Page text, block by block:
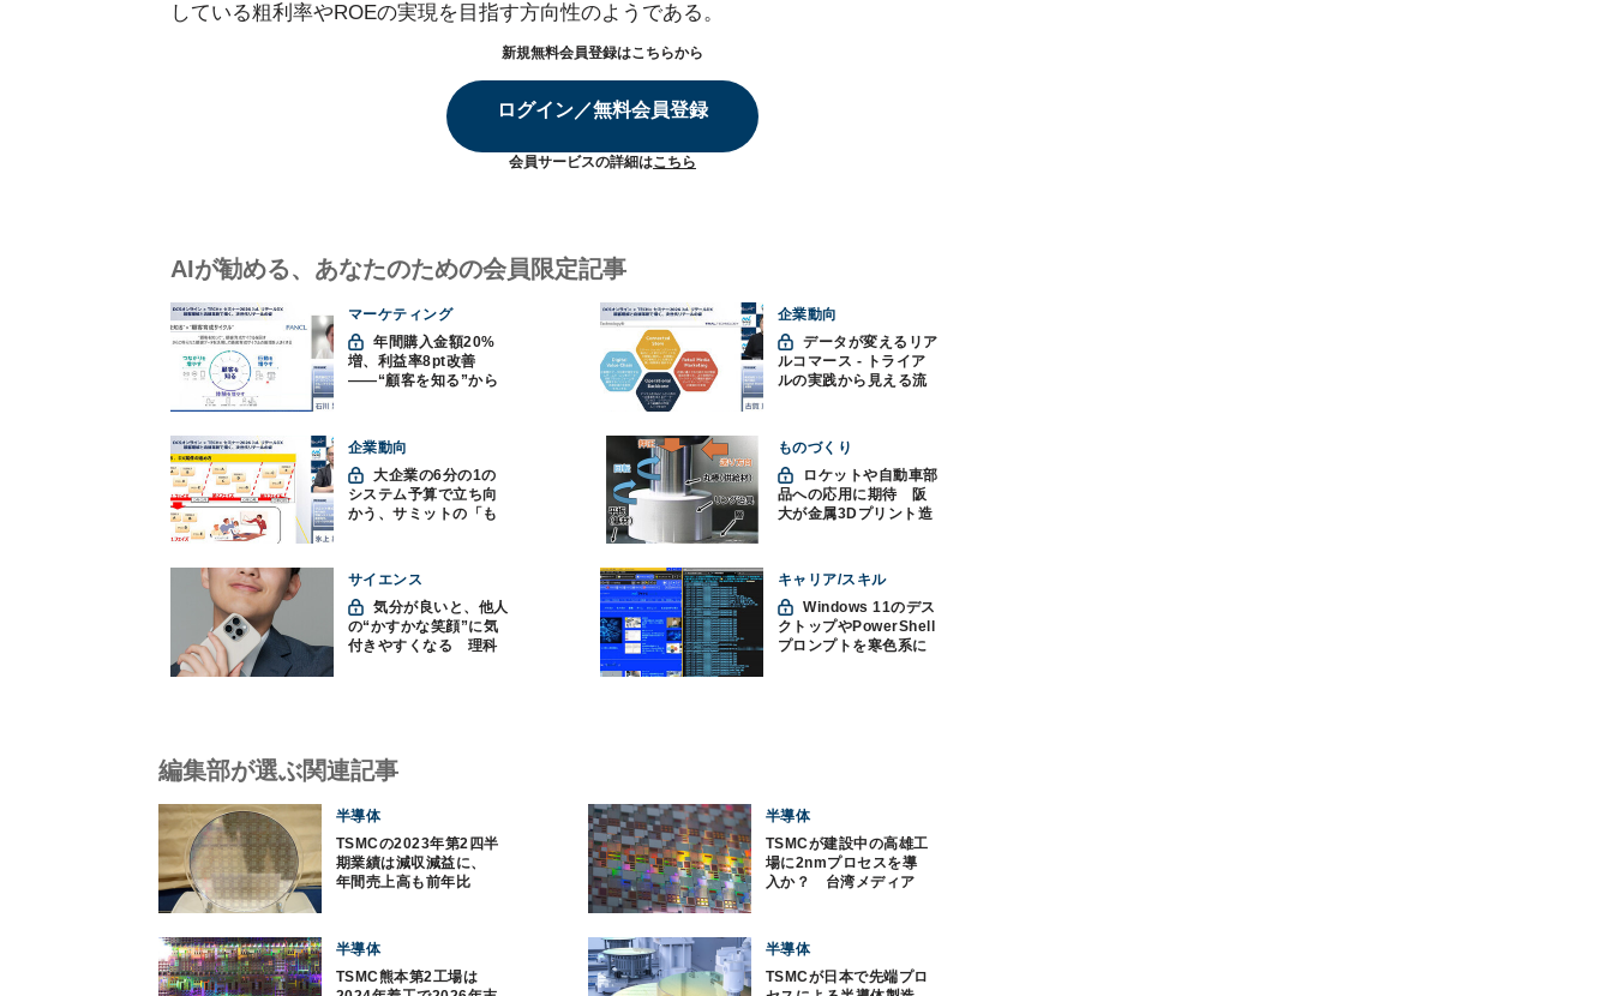
している粗利率やROEの実現を目指す方向性のようである。
新規無料会員登録はこちらから
ログイン／無料会員登録
会員サービスの詳細はこちら
AIが勧める、あなたのための会員限定記事
マーケティング
年間購入金額20%
増、利益率8pt改善
——“顧客を知る”から
えるオムニチャネル
企業動向
データが変えるリア
ルコマース - トライア
ルの実践から見える流
企業動向
大企業の6分の1の
システム予算で立ち向
かう、サミットの「も
ものづくり
品への応用に期待 阪
大が金属3Dプリント造
サイエンス
気分が良いと、他人
の“かすかな笑顔”に気
付きやすくなる 理科
キャリア/スキル
Windows 11のデス
クトップやPowerShell
プロンプトを寒色系に
編集部が選ぶ関連記事
半導体
TSMCの2023年第2四半
期業績は減収減益に、
年間売上高も前年比
半導体
TSMCが建設中の高雄工
場に2nmプロセスを導
入か？ 台湾メディア
半導体
TSMC熊本第2工場は
半導体
TSMCが日本で先端プロ